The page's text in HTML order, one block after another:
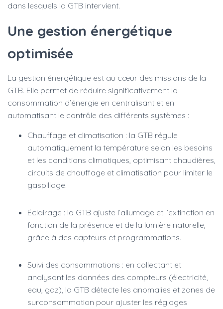
dans lesquels la GTB intervient.
Une gestion énergétique
optimisée
La gestion énergétique est au cœur des missions de la
GTB. Elle permet de réduire significativement la
consommation d’énergie en centralisant et en
automatisant le contrôle des différents systèmes :
Chauffage et climatisation : la GTB régule
automatiquement la température selon les besoins
et les conditions climatiques, optimisant chaudières,
circuits de chauffage et climatisation pour limiter le
gaspillage.
Éclairage : la GTB ajuste l’allumage et l’extinction en
fonction de la présence et de la lumière naturelle,
grâce à des capteurs et programmations.
Suivi des consommations : en collectant et
analysant les données des compteurs (électricité,
eau, gaz), la GTB détecte les anomalies et zones de
surconsommation pour ajuster les réglages